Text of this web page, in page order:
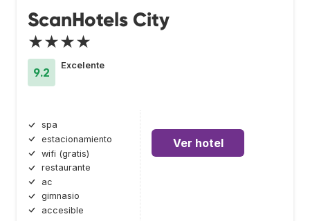
ScanHotels City
★★★★
9.2
Excelente
spa
estacionamiento
wifi (gratis)
restaurante
ac
gimnasio
accesible
Ver hotel